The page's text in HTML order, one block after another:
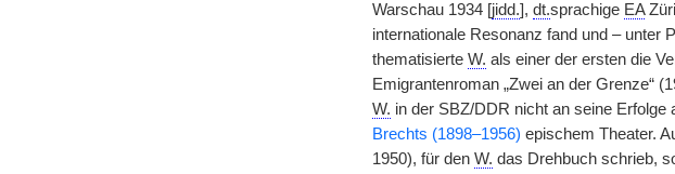
Warschau 1934 [jidd.], dt.sprachige EA
internationale Resonanz fand und – unter
thematisierte W. als einer der ersten die
Emigrantenroman „Zwei an der Grenze“
W. in der SBZ/DDR nicht an seine
Brechts (1898–1956) epischem Theater.
1950), für den W. das Drehbuch schrieb,